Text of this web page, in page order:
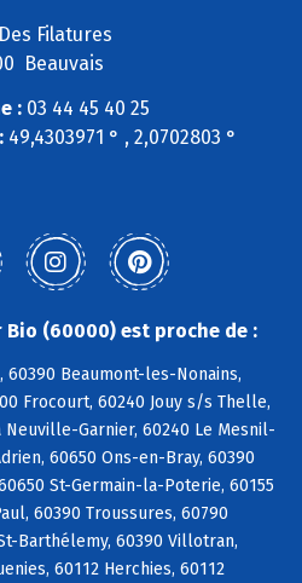
Filatures
Beauvais
:03 44 45 40 25
49,4303971 ° , 2,0702803 °
Bio (60000) est proche de :
60390 Beaumont-les-Nonains,
Frocourt, 60240 Jouy s/s Thelle,
Neuville-Garnier, 60240 Le Mesnil-
60650 Ons-en-Bray, 60390
St-Germain-la-Poterie, 60155
60390 Troussures, 60790
Barthélemy, 60390 Villotran,
60112 Herchies, 60112